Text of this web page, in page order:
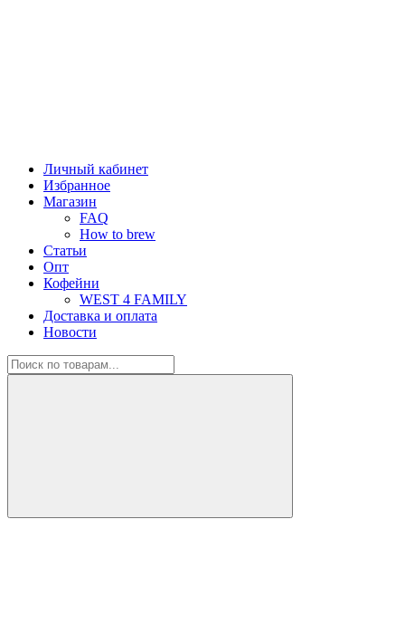
Личный кабинет
Избранное
Магазин
FAQ
How to brew
Статьи
Опт
Кофейни
WEST 4 FAMILY
Доставка и оплата
Новости